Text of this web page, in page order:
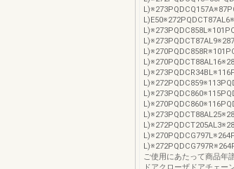
ご使用にあたって商品年
ドアクローザドアチェー